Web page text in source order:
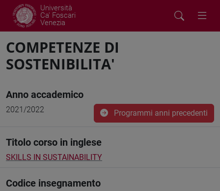
Università
Ca' Foscari
Venezia
COMPETENZE DI
SOSTENIBILITA'
Anno accademico
2021/2022 Programmi anni precedenti
Titolo corso in inglese
SKILLS IN SUSTAINABILITY
Codice insegnamento